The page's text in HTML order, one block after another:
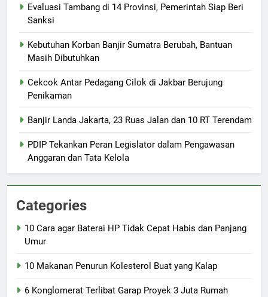
Evaluasi Tambang di 14 Provinsi, Pemerintah Siap Beri
Sanksi
Kebutuhan Korban Banjir Sumatra Berubah, Bantuan
Masih Dibutuhkan
Cekcok Antar Pedagang Cilok di Jakbar Berujung
Penikaman
Banjir Landa Jakarta, 23 Ruas Jalan dan 10 RT Terendam
PDIP Tekankan Peran Legislator dalam Pengawasan
Anggaran dan Tata Kelola
Categories
10 Cara agar Baterai HP Tidak Cepat Habis dan Panjang
Umur
10 Makanan Penurun Kolesterol Buat yang Kalap
6 Konglomerat Terlibat Garap Proyek 3 Juta Rumah